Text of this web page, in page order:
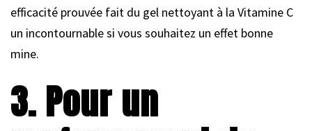
efficacité prouvée fait du gel nettoyant à la Vitamine C
un incontournable si vous souhaitez un effet bonne
mine.
3. Pour un